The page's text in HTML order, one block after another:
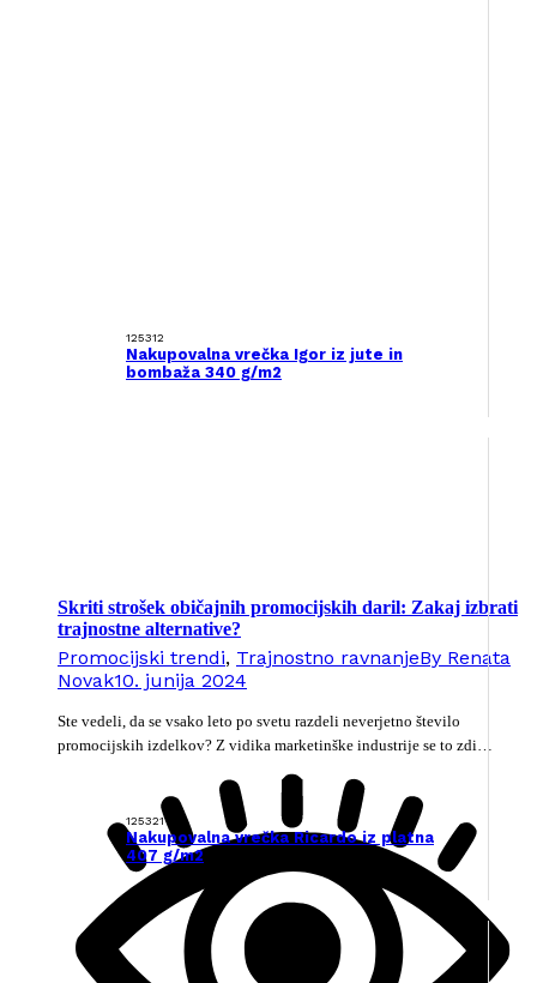
125312
Nakupovalna vrečka Igor iz jute in
bombaža 340 g/m2
125321
Nakupovalna vrečka Ricardo iz platna
407 g/m2
Skriti strošek običajnih promocijskih daril: Zakaj izbrati
trajnostne alternative?
Promocijski trendi, Trajnostno ravnanjeBy Renata
Novak10. junija 2024
Ste vedeli, da se vsako leto po svetu razdeli neverjetno število
promocijskih izdelkov? Z vidika marketinške industrije se to zdi…